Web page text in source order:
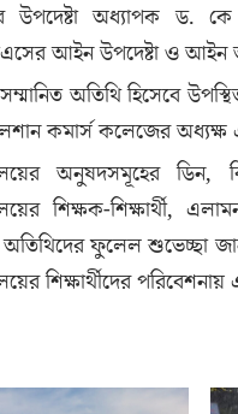
উপদেষ্টা অধ্যাপক ড.
আইন উপদেষ্টা ও আইন
অতিথি হিসেবে
কমার্স কলেজের অধ্যক্ষ
অনুষদসমূহের ডিন,
শিক্ষক-শিক্ষার্থী,
ফুলেল শুভেচ্ছা
শিক্ষার্থীদের